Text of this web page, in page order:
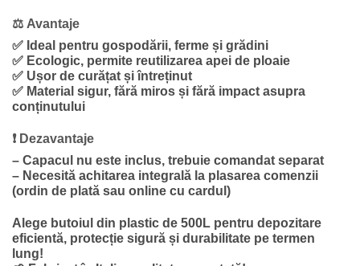
⚖️ Avantaje
✅ Ideal pentru gospodării, ferme și grădini
✅ Ecologic, permite reutilizarea apei de ploaie
✅ Ușor de curățat și întreținut
✅ Material sigur, fără miros și fără impact asupra
conținutului
❗ Dezavantaje
– Capacul nu este inclus, trebuie comandat separat
– Necesită achitarea integrală la plasarea comenzii
(ordin de plată sau online cu cardul)
Alege butoiul din plastic de 500L pentru depozitare
eficientă, protecție sigură și durabilitate pe termen
lung!